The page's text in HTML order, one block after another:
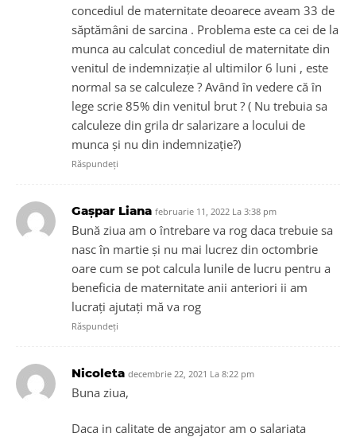
concediul de maternitate deoarece aveam 33 de
săptămâni de sarcina . Problema este ca cei de la
munca au calculat concediul de maternitate din
venitul de indemnizație al ultimilor 6 luni , este
normal sa se calculeze ? Având în vedere că în
lege scrie 85% din venitul brut ? ( Nu trebuia sa
calculeze din grila dr salarizare a locului de
munca și nu din indemnizație?)
Răspundeți
Gașpar Liana februarie 11, 2022 La 3:38 pm
Bună ziua am o întrebare va rog daca trebuie sa
nasc în martie și nu mai lucrez din octombrie
oare cum se pot calcula lunile de lucru pentru a
beneficia de maternitate anii anteriori ii am
lucrați ajutați mă va rog
Răspundeți
Nicoleta decembrie 22, 2021 La 8:22 pm
Buna ziua,
Daca in calitate de angajator am o salariata